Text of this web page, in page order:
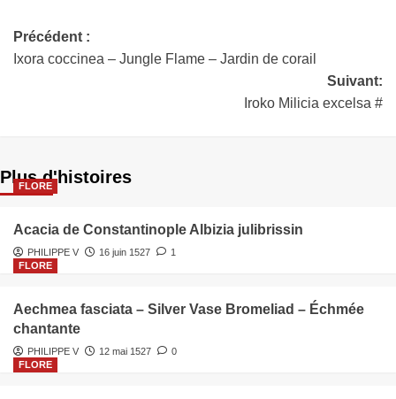
Précédent :
Ixora coccinea – Jungle Flame – Jardin de corail
Suivant:
Iroko Milicia excelsa #
Plus d'histoires
FLORE
Acacia de Constantinople Albizia julibrissin
PHILIPPE V 16 juin 1527
1
FLORE
Aechmea fasciata – Silver Vase Bromeliad – Échmée
chantante
PHILIPPE V 12 mai 1527
0
FLORE